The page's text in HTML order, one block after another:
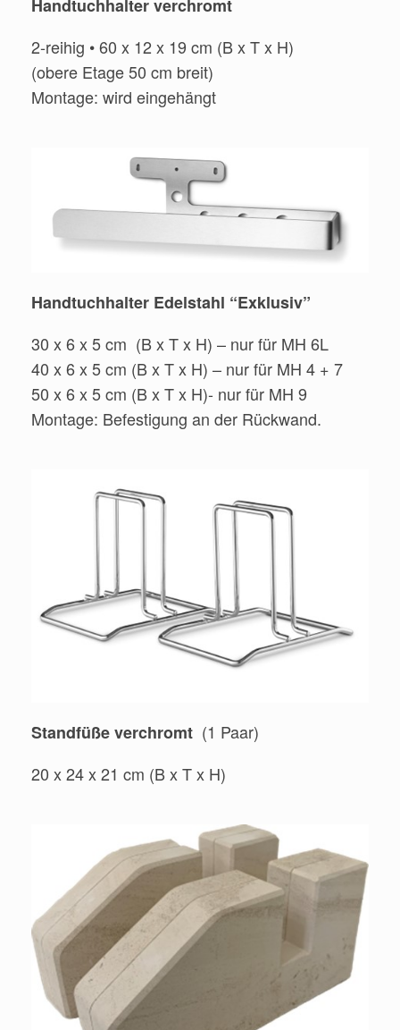
Handtuchhalter verchromt
2-reihig • 60 x 12 x 19 cm (B x T x H)
(obere Etage 50 cm breit)
Montage: wird eingehängt
Handtuchhalter Edelstahl “Exklusiv”
30 x 6 x 5 cm (B x T x H) – nur für MH 6L
40 x 6 x 5 cm (B x T x H) – nur für MH 4 + 7
50 x 6 x 5 cm (B x T x H)- nur für MH 9
Montage: Befestigung an der Rückwand.
Standfüße verchromt (1 Paar)
20 x 24 x 21 cm (B x T x H)